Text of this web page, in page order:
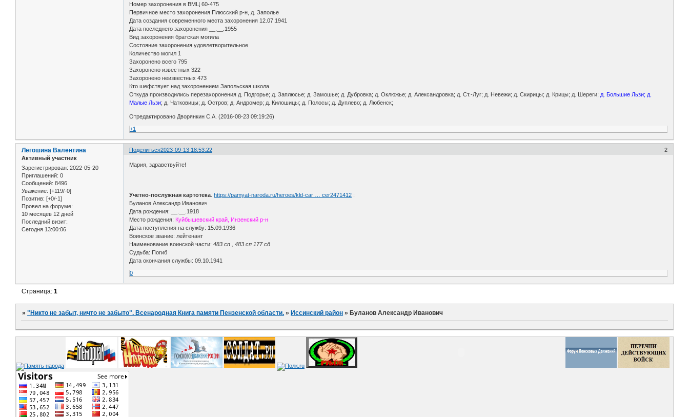
Номер захоронения в ВМЦ 60-475
Первичное место захоронения Плюсский р-н, д. Заполье
Дата создания современного места захоронения 12.07.1941
Дата последнего захоронения __.__.1955
Вид захоронения братская могила
Состояние захоронения удовлетворительное
Количество могил 1
Захоронено всего 795
Захоронено известных 322
Захоронено неизвестных 473
Кто шефствует над захоронением Запольская школа
Откуда производились перезахоронения д. Подгорье; д. Заплюсье; д. Замошье; д. Дубровка; д. Оклюжье; д. Александровка; д. Ст.-Луг; д. Невежи; д. Скирицы; д. Крицы; д. Шереги; д. Большие Льзи; д.
Малые Льзи; д. Чатковицы; д. Остров; д. Андромер; д. Килошицы; д. Полосы; д. Дуплево; д. Любенск;
Отредактировано Дворянкин С.А. (2016-08-23 09:19:26)
+1
Поделиться 2
2023-09-13 18:53:22
Легошина Валентина
Активный участник
Зарегистрирован: 2022-05-20
Приглашений: 0
Сообщений: 8496
Уважение: [+119/-0]
Позитив: [+0/-1]
Провел на форуме:
10 месяцев 12 дней
Последний визит:
Сегодня 13:00:06
Мария, здравствуйте!
Учетно-послужная картотека .https://pamyat-naroda.ru/heroes/kld-car … cer2471412 :
Буланов Александр Иванович
Дата рождения: __.__.1918
Место рождения: Куйбышевский край, Инзенский р-н
Дата поступления на службу: 15.09.1936
Воинское звание: лейтенант
Наименование воинской части:483 сп , 483 сп 177 сд
Судьба: Погиб
Дата окончания службы: 09.10.1941
0
Страница:1
»"Никто не забыт, ничто не забыто". Всенародная Книга памяти Пензенской области. »Иссинский район »Буланов Александр Иванович